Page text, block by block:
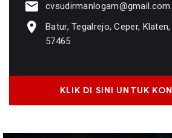
cvsudirmanlogam@gmail.com
Batur, Tegalrejo, Ceper,
57465
KLIK DI SINI UNTUK